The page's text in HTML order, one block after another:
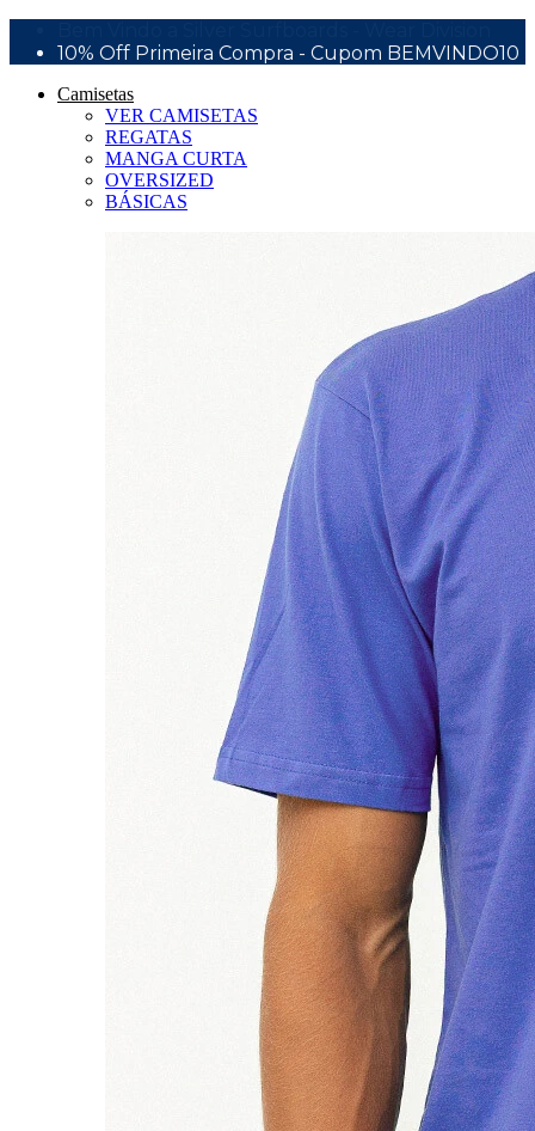
10% Off Primeira Compra - Cupom BEMVINDO10
Camisetas
VER CAMISETAS
REGATAS
MANGA CURTA
OVERSIZED
BÁSICAS